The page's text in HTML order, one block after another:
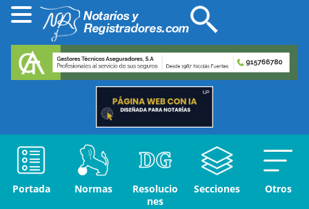
Portada Normas
Resolucio
nes
Secciones Otros